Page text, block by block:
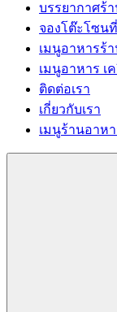
บรรยากาศร้
จองโต๊ะโซน
เมนูอาหารร้
เมนูอาหาร เ
ติดต่อเรา
เกี่ยวกับเรา
เมนูร้านอาห